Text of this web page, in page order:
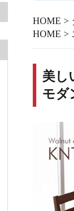
HOME >
HOME >
美し
モダ